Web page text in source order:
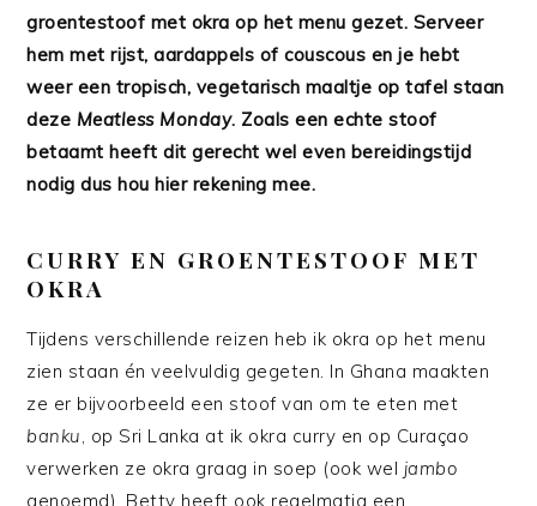
groentestoof met okra op het menu gezet. Serveer
hem met rijst, aardappels of couscous en je hebt
weer een tropisch, vegetarisch maaltje op tafel staan
deze Meatless Monday. Zoals een echte stoof
betaamt heeft dit gerecht wel even bereidingstijd
nodig dus hou hier rekening mee.
CURRY EN GROENTESTOOF MET
OKRA
Tijdens verschillende reizen heb ik okra op het menu
zien staan én veelvuldig gegeten. In Ghana maakten
ze er bijvoorbeeld een stoof van om te eten met
banku, op Sri Lanka at ik okra curry en op Curaçao
verwerken ze okra graag in soep (ook wel jambo
genoemd). Betty heeft ook regelmatig een